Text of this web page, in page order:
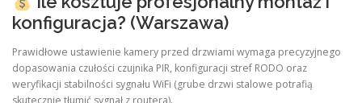
konfiguracja? (Warszawa)
Prawidłowe ustawienie kamery przed drzwiami wymaga precyzyjnego
dopasowania czułości czujnika PIR, konfiguracji stref RODO oraz
weryfikacji stabilności sygnału WiFi (grube drzwi stalowe potrafią
skutecznie tłumić sygnał z routera).